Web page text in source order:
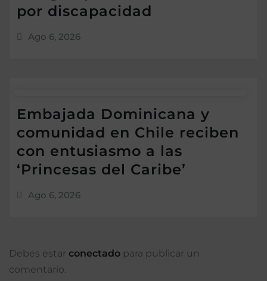
por discapacidad
Ago 6, 2026
Embajada Dominicana y
comunidad en Chile reciben
con entusiasmo a las
‘Princesas del Caribe’
Ago 6, 2026
Debes estar conectado para publicar un
comentario.